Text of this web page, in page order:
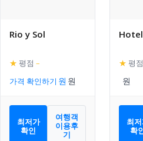
Rio y Sol
★ 평점 –
가격 확인하기
최저가
확인
여행객
이용후
기
★ 평점
최
확